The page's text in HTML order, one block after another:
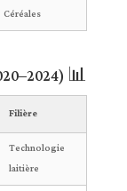
Céréales
📊 Tableau récapitulatif (2020–2024)
Filière
Technologie
laitière